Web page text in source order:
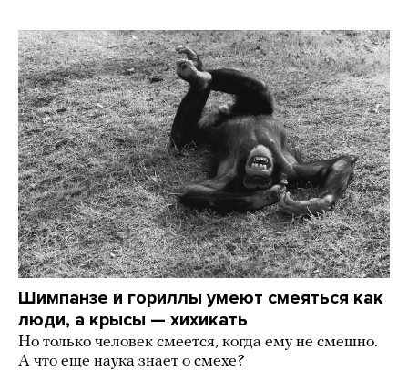
Шимпанзе и гориллы умеют смеяться как
люди, а крысы — хихикать
Но только человек смеется, когда ему не смешно.
А что еще наука знает о смехе?